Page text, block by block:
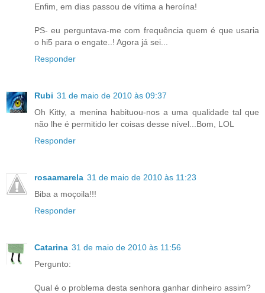
Enfim, em dias passou de vítima a heroína!
PS- eu perguntava-me com frequência quem é que usaria
o hi5 para o engate..! Agora já sei...
Responder
Rubi 31 de maio de 2010 às 09:37
Oh Kitty, a menina habituou-nos a uma qualidade tal que
não lhe é permitido ler coisas desse nível...Bom, LOL
Responder
rosaamarela 31 de maio de 2010 às 11:23
Biba a moçoila!!!
Responder
Catarina 31 de maio de 2010 às 11:56
Pergunto:
Qual é o problema desta senhora ganhar dinheiro assim?